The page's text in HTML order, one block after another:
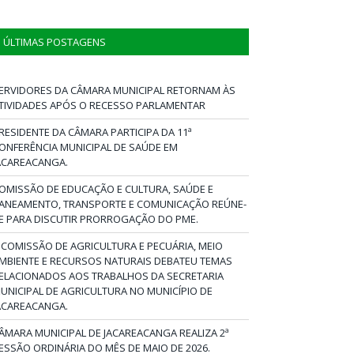
ÚLTIMAS POSTAGENS
DA CÂMARA MUNICIPAL RETORNAM ÀS
APÓS O RECESSO PARLAMENTAR
DA CÂMARA PARTICIPA DA 11ª
MUNICIPAL DE SAÚDE EM
DE EDUCAÇÃO E CULTURA, SAÚDE E
TRANSPORTE E COMUNICAÇÃO REÚNE-
PARA DISCUTIR PRORROGAÇÃO DO PME.
DE AGRICULTURA E PECUÁRIA, MEIO
E RECURSOS NATURAIS DEBATEU TEMAS
AOS TRABALHOS DA SECRETARIA
DE AGRICULTURA NO MUNICÍPIO DE
MUNICIPAL DE JACAREACANGA REALIZA 2ª
ORDINÁRIA DO MÊS DE MAIO DE 2026.